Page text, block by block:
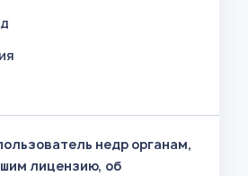
недр органам,
лицензию, об